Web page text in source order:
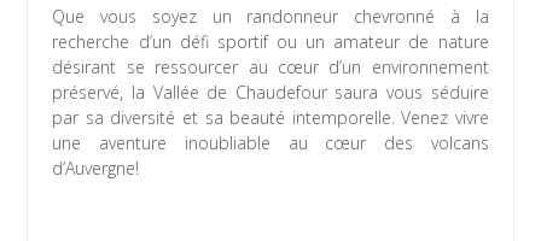
Que vous soyez un randonneur chevronné à la
recherche d’un défi sportif ou un amateur de nature
désirant se ressourcer au cœur d’un environnement
préservé, la Vallée de Chaudefour saura vous séduire
par sa diversité et sa beauté intemporelle. Venez vivre
une aventure inoubliable au cœur des volcans
d’Auvergne!